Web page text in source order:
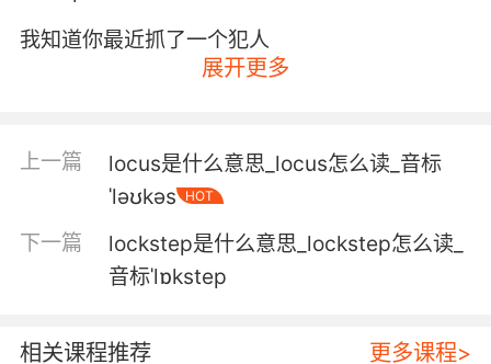
我知道你最近抓了一个犯人
6. Lucas, there's a knife in evidence lockup.
卢卡斯 证物柜里有把刀
7. It should still be in lockup with the rest of
展开更多
上一篇
locus是什么意思_locus怎么读_音标
ˈləʊkəs
HOT
下一篇
lockstep是什么意思_lockstep怎么读_
音标ˈlɒkstep
相关课程推荐 更多课程>